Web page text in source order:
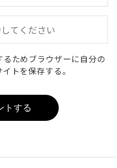
ためブラウザーに自分の
トを保存する。